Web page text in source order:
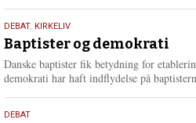
18.
maj
2026
DEBAT, KIRKELIV
Baptister og demokrati
Danske baptister fik betydning for
demokrati har haft indflydelse på
18.
DEBAT